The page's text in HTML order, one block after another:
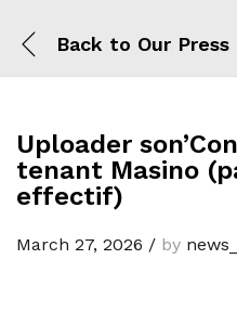
Back to Our Press
Uploader
tenant Masino
effectif)
March 27, 2026 / by